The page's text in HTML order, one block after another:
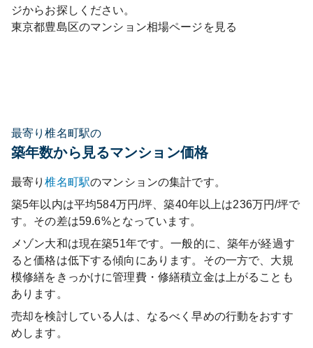
ジからお探しください。
東京都豊島区のマンション相場ページを見る
最寄り椎名町駅の
築年数から見るマンション価格
最寄り椎名町駅のマンションの集計です。
築5年以内は平均584万円/坪、築40年以上は236万円/坪で
す。その差は59.6%となっています。
メゾン大和は現在築51年です。一般的に、築年が経過す
ると価格は低下する傾向にあります。その一方で、大規
模修繕をきっかけに管理費・修繕積立金は上がることも
あります。
売却を検討している人は、なるべく早めの行動をおすす
めします。